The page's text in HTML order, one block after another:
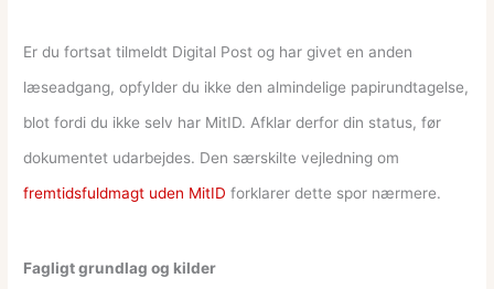
Er du fortsat tilmeldt Digital Post og har givet en anden
læseadgang, opfylder du ikke den almindelige papirundtagelse,
blot fordi du ikke selv har MitID. Afklar derfor din status, før
dokumentet udarbejdes. Den særskilte vejledning om
fremtidsfuldmagt uden MitID forklarer dette spor nærmere.
Fagligt grundlag og kilder